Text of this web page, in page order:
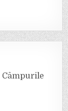
Câmpurile